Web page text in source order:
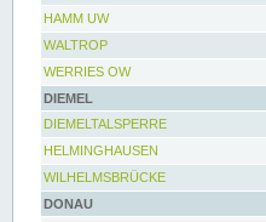
HAMM UW
WALTROP
WERRIES OW
DIEMEL
DIEMELTALSPERRE
HELMINGHAUSEN
WILHELMSBRÜCKE
DONAU